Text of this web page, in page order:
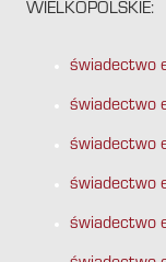
WIELKOPOLSKIE:
świadectwo
świadectwo
świadectwo
świadectwo
świadectwo